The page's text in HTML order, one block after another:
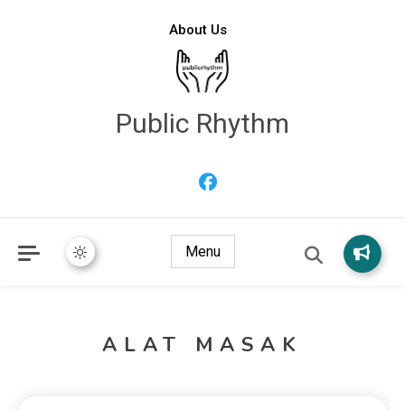
About Us
Public Rhythm
Menu
ALAT MASAK